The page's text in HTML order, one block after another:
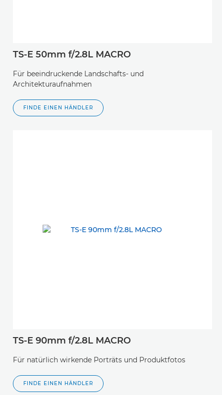
TS-E 50mm f/2.8L MACRO
Für beeindruckende Landschafts- und
Architekturaufnahmen
FINDE EINEN HÄNDLER
TS-E 90mm f/2.8L MACRO
Für natürlich wirkende Porträts und Produktfotos
FINDE EINEN HÄNDLER